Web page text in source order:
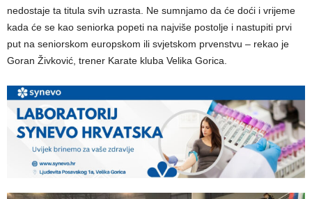
nedostaje ta titula svih uzrasta. Ne sumnjamo da će doći i vrijeme
kada će se kao seniorka popeti na najviše postolje i nastupiti prvi
put na seniorskom europskom ili svjetskom prvenstvu – rekao je
Goran Živković, trener Karate kluba Velika Gorica.